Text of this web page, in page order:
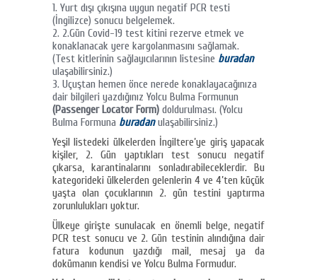
Yurt dışı çıkışına uygun negatif PCR testi
(İngilizce) sonucu belgelemek.
2.Gün Covid-19 test kitini rezerve etmek ve
konaklanacak yere kargolanmasını sağlamak.
(Test kitlerinin sağlayıcılarının listesine buradan
ulaşabilirsiniz.)
Uçuştan hemen önce nerede konaklayacağınıza
dair bilgileri yazdığınız Yolcu Bulma Formunun
(Passenger Locator Form) doldurulması. (Yolcu
Bulma Formuna buradanulaşabilirsiniz.)
Yeşil listedeki ülkelerden İngiltere’ye giriş yapacak
kişiler, 2. Gün yaptıkları test sonucu negatif
çıkarsa, karantinalarını sonladırabileceklerdir. Bu
kategorideki ülkelerden gelenlerin 4 ve 4’ten küçük
yaşta olan çocuklarının 2. gün testini yaptırma
zorunlulukları yoktur.
Ülkeye girişte sunulacak en önemli belge, negatif
PCR test sonucu ve 2. Gün testinin alındığına dair
fatura kodunun yazdığı mail, mesaj ya da
dokümanın kendisi ve Yolcu Bulma Formudur.